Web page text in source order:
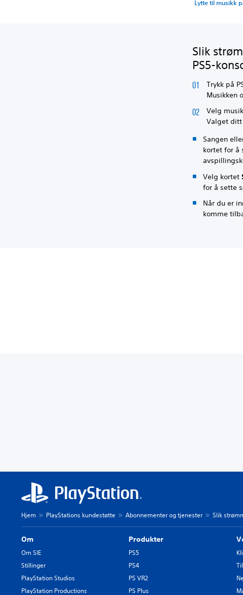
Lytte til musikk
Slik
PS5-
Trykk på
Musikken
Velg
Valget
Sangen
kortet for å
Velg kortet
for å sette
Når du er
komme
Hjem PlayStations kundestøtte Abonnementer og tjenester Slik
Om
Om SIE
Stillinger
PlayStation Studios
PlayStation Productions
Produkter
PS5
PS4
PS VR2
PS Plus